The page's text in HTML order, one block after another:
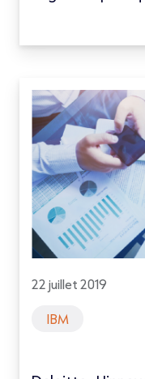
22 juillet 2019
IBM